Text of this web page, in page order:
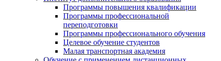
Программы повышения квалификации
Программы профессиональной
переподготовки
Программы профессионального обучения
Целевое обучение студентов
Малая транспортная академия